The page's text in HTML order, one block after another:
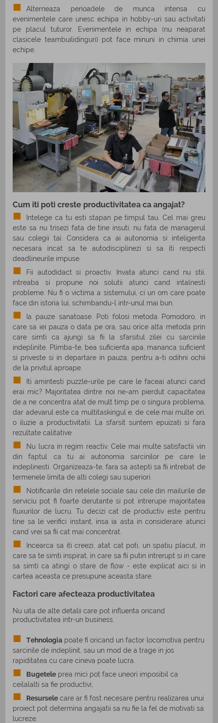
Alterneaza perioadele de munca intensa cu
evenimentele care unesc echipa in hobby-uri sau activitati
pe placul tuturor. Evenimentele in echipa (nu neaparat
clasicele teambuilidinguri) pot face minuni in chimia unei
echipe.
Cum iti poti creste productivitatea ca angajat?
Intelege ca tu esti stapan pe timpul tau. Cel mai greu
este sa nu trisezi fata de tine insuti, nu fata de managerul
sau colegii tai. Considera ca ai autonomia si inteligenta
necesara incat sa te autodisciplinezi si sa iti respecti
deadlineurile impuse.
Fii autodidact si proactiv. Invata atunci cand nu stii,
intreaba si propune noi solutii atunci cand intalnesti
probleme. Nu fi o victima a sistemului, ci un om care poate
face din istoria lui, schimbandu-l intr-unul mai bun.
Ia pauze sanatoase. Poti folosi metoda Pomodoro, in
care sa iei pauza o data pe ora, sau orice alta metoda prin
care simti ca ajungi sa fii la sfarsitul zilei cu sarcinile
indeplinite. Plimba-te, bea suficienta apa, mananca suficient
si priveste si in departare in pauza, pentru a-ti odihni ochii
de la privitul aproape.
Iti amintesti puzzle-urile pe care le faceai atunci cand
erai mic? Majoritatea dintre noi ne-am pierdut capacitatea
de a ne concentra atat de mult timp pe o singura problema,
dar adevarul este ca multitaskingul e, de cele mai multe ori,
o iluzie a productivitatii. La sfarsit suntem epuizati si fara
rezultate calitative.
Nu lucra in regim reactiv. Cele mai multe satisfactii vin
din faptul ca tu ai autonomia sarcinilor pe care le
indeplinesti. Organizeaza-te, fara sa astepti sa fii intrebat de
termenele limita de alti colegi sau superiori.
Notificarile din retelele sociale sau cele din mailurile de
serviciu pot fi foarte derutante si pot intrerupe majoritatea
fluxurilor de lucru. Tu decizi cat de productiv este pentru
tine sa le verifici instant, insa ia asta in considerare atunci
cand vrei sa fii cat mai concentrat.
Incearca sa iti creezi, atat cat poti, un spatiu placut, in
care sa te simti inspirat, in care sa fii putin intrerupt si in care
sa simti ca atingi o stare de flow - este explicat aici si in
cartea aceasta ce presupune aceasta stare.
Factori care afecteaza productivitatea
Nu uita de alte detalii care pot influenta oricand
productivitatea intr-un business.
Tehnologia poate fi oricand un factor locomotiva pentru
sarcinile de indeplinit, sau un mod de a trage in jos
rapiditatea cu care cineva poate lucra.
Bugetele prea mici pot face uneori imposibil ca
ceilalalti sa fie productivi;
Resursele care ar fi fost necesare pentru realizarea unui
proiect pot determina angajatii sa nu fie la fel de motivati sa
lucreze.